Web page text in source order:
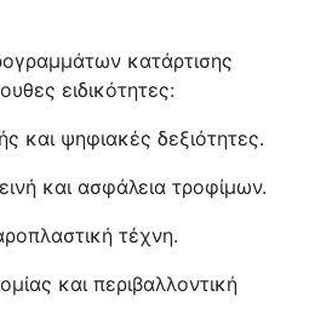
κατάρτισης
ειδικότητες:
και ψηφιακές δεξιότητες.
και ασφάλεια τροφίμων.
τέχνη.
και περιβαλλοντική